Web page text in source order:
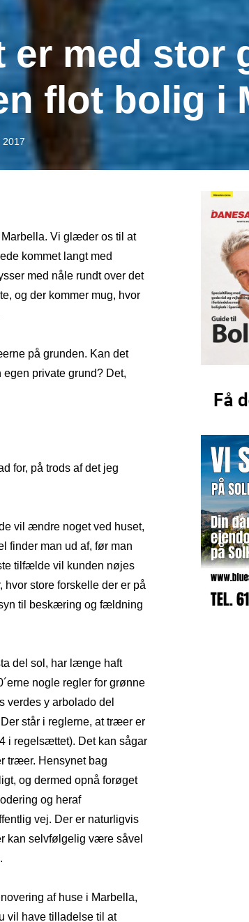
er med stor
flot bolig i
2017
Vi glæder os til at
kommet langt med
med nåle rundt over det
og der kommer mug, hvor
på grunden. Kan det
private grund? Det,
for, på trods af det jeg
vil ændre noget ved huset,
finder man ud af, før man
tilfælde vil kunden nøjes
store forskelle der er på
til beskæring og fældning
del sol, har længe haft
nogle regler for grønne
verdes y arbolado del
står i reglerne, at træer er
i regelsættet). Det kan sågar
træer. Hensynet bag
og dermed opnå forøget
og heraf
vej. Der er naturligvis
kan selvfølgelig være såvel
af huse i Marbella,
vil have tilladelse til at